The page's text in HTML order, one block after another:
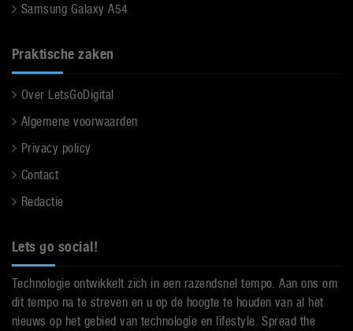
Samsung Galaxy A54
Praktische zaken
Over LetsGoDigital
Algemene voorwaarden
Privacy policy
Contact
Redactie
Lets go social!
Technologie ontwikkelt zich in een razendsnel tempo. Aan ons om
dit tempo na te streven en u op de hoogte te houden van al het
nieuws op het gebied van technologie en lifestyle. Spread the